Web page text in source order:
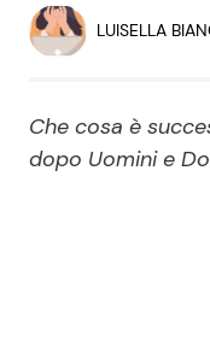
Economia
Persone
LUISELLA
Che cosa è
dopo Uomini e